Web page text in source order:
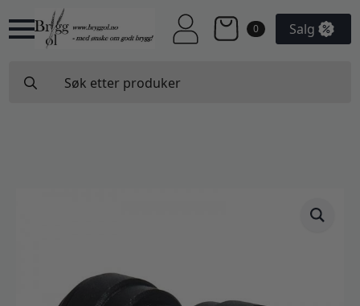
0 Salg
for: